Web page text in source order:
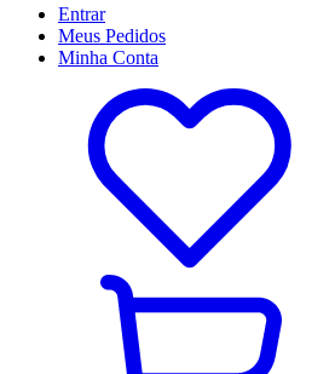
Entrar
Meus Pedidos
Minha Conta